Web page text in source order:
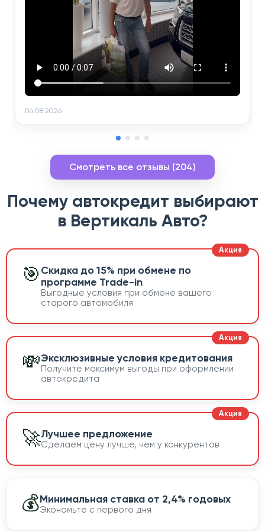
06.08.2026
Смотреть все отзывы (204)
Почему автокредит выбирают
в Вертикаль Авто?
🎯 Скидка до 15% при обмене по
программе Trade-in
Выгодные условия при обмене вашего
старого автомобиля
💸Эксклюзивные условия кредитования
Получите максимум выгоды при оформлении
автокредита
🚀Лучшее предложение
Сделаем цену лучше, чем у конкурентов
💰Минимальная ставка от 2,4% годовых
Экономьте с первого дня